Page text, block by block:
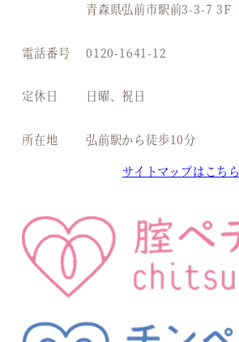
青森県弘前市駅前3-3-7 3F
電話番号 0120-1641-12
定休日 日曜、祝日
所在地
弘前駅から徒歩10分
サイトマップはこちら